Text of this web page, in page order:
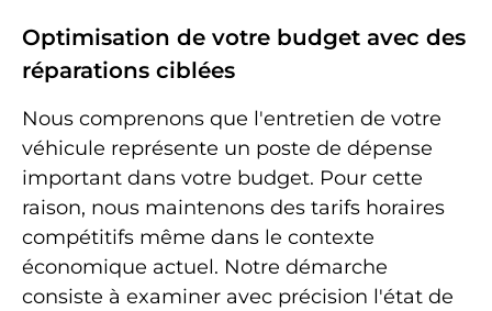
Optimisation de votre budget avec des
réparations ciblées
Nous comprenons que l'entretien de votre
véhicule représente un poste de dépense
important dans votre budget. Pour cette
raison, nous maintenons des tarifs horaires
compétitifs même dans le contexte
économique actuel. Notre démarche
consiste à examiner avec précision l'état de